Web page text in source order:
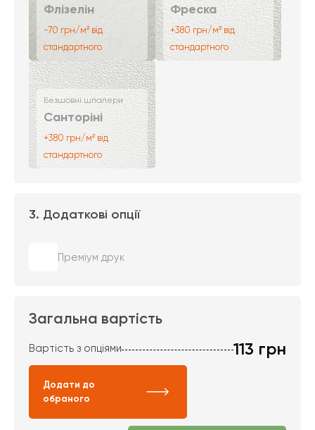
Флізелін
-70 грн/м² від
стандартного
Фреска
+380 грн/м² від
стандартного
Безшовні шпалери
Санторіні
+380 грн/м² від
стандартного
3. Додаткові опції
Преміум друк
Загальна вартість
Вартість з опціями 113 грн
Додати до
обраного